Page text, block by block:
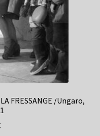
FRESSANGE /Ungaro,